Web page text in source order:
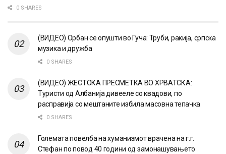
0 SHARES
(ВИДЕО) Орбан се опушти во Гуча: Труби, ракија, српска
музика и дружба
0 SHARES
(ВИДЕО) ЖЕСТОКА ПРЕСМЕТКА ВО ХРВАТСКА:
Туристи од Албанија дивееле со квадови, по
расправија со мештаните избила масовна тепачка
0 SHARES
Големата повелба на хуманизмот врачена на г.г.
Стефан по повод 40 години од замонашувањето